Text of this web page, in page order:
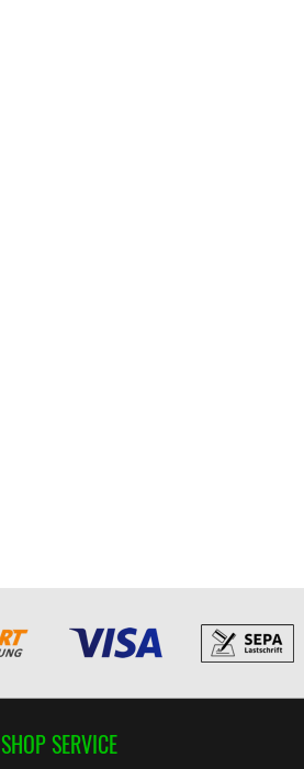
SHOP SERVICE